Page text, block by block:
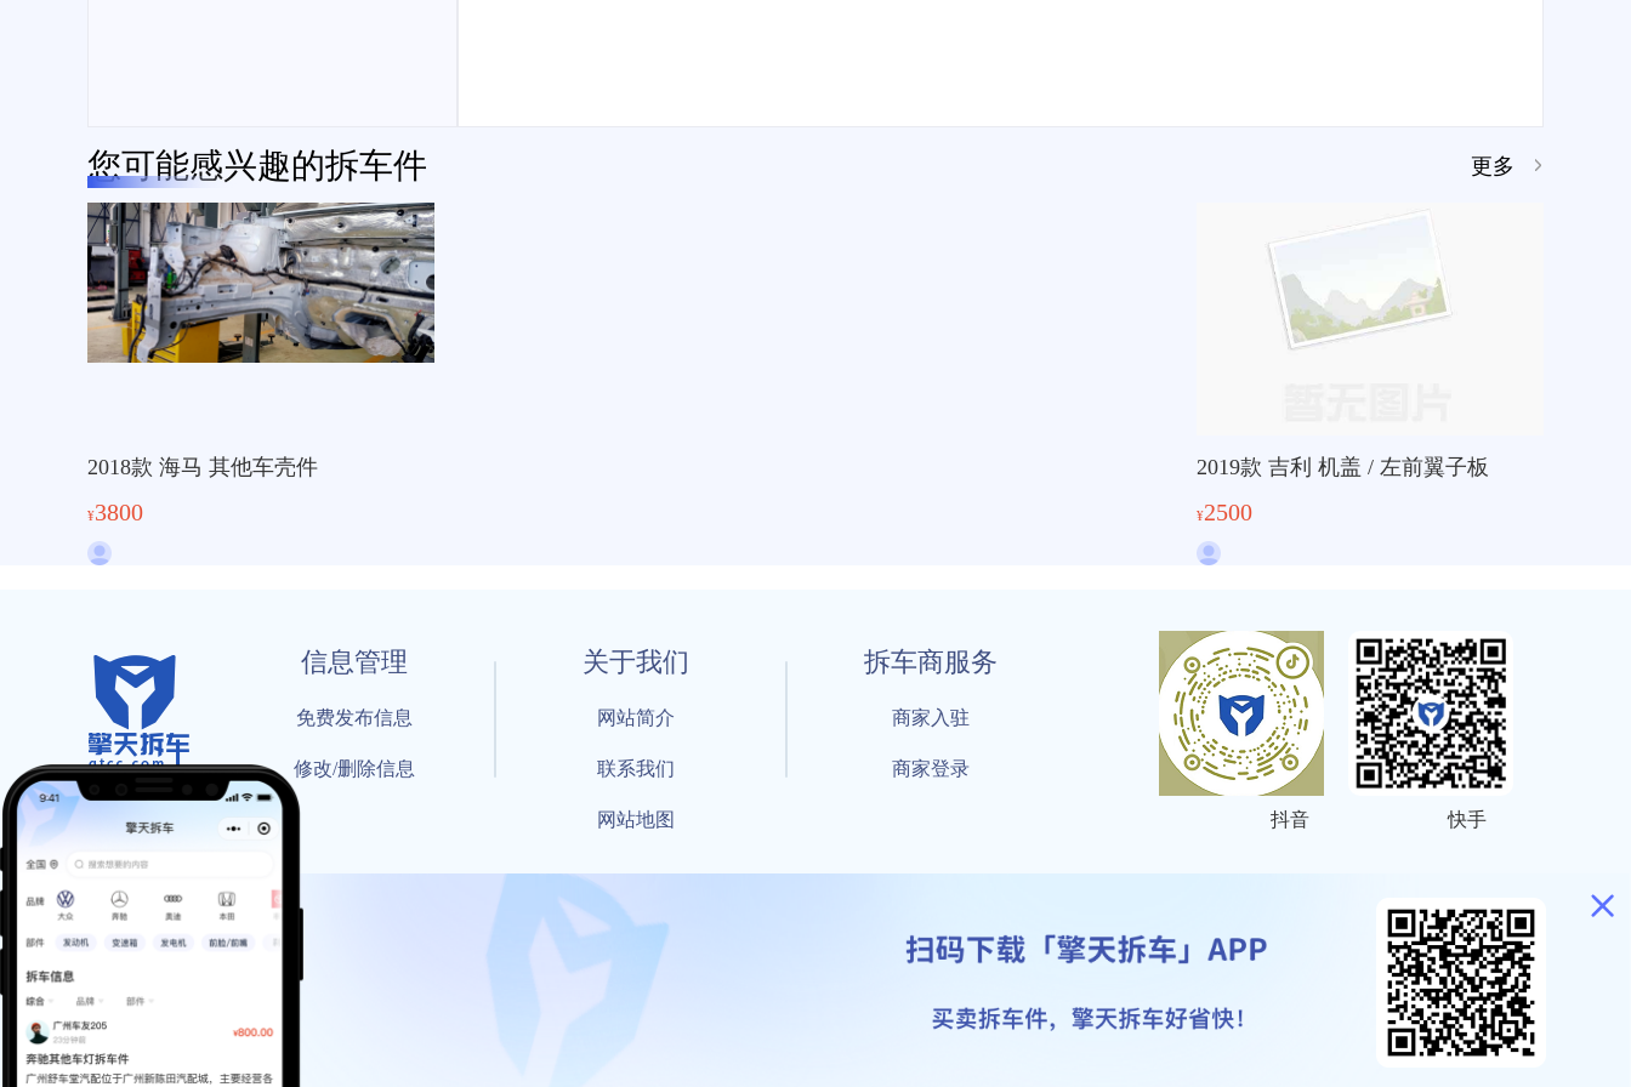
您可能感兴趣的拆车件 更多
2018款 海马 其他车壳件
¥3800
2019款 吉利 机盖 / 左前翼子板
¥2500
信息管理
免费发布信息
修改/删除信息
关于我们
网站简介
联系我们
网站地图
拆车商服务
商家入驻
商家登录
抖音 快手
© 2021 By 擎天拆车-买卖拆车件，擎天拆车好省快 All Rights Reserved SITEMAP
工信部备案号：鲁ICP备18021004号-17 公安部备案号： 鲁公网安备37010402001023号